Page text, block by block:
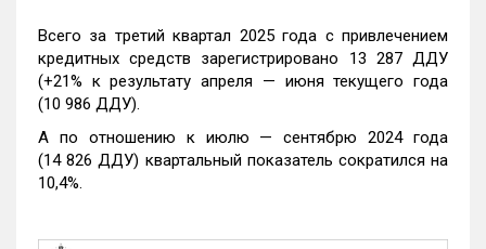
Всего за третий квартал 2025 года с привлечением
кредитных средств зарегистрировано 13 287 ДДУ
(+21% к результату апреля — июня текущего года
(10 986 ДДУ).
А по отношению к июлю — сентябрю 2024 года
(14 826 ДДУ) квартальный показатель сократился на
10,4%.